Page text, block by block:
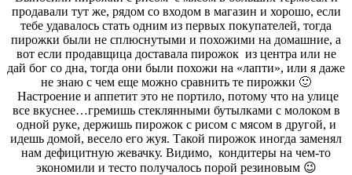
продавали тут же, рядом со входом в магазин и хорошо, если
тебе удавалось стать одним из первых покупателей, тогда
пирожки были не сплюснутыми и похожими на домашние, а
вот если продавщица доставала пирожок из центра или не
дай бог со дна, тогда они были похожи на «лапти», или я даже
не знаю с чем еще можно сравнить те пирожки 🙂
Настроение и аппетит это не портило, потому что на улице
все вкуснее…гремишь стеклянными бутылками с молоком в
одной руке, держишь пирожок с рисом с мясом в другой, и
идешь домой, весело его жуя. Такой пирожок иногда заменял
нам дефицитную жевачку. Видимо, кондитеры на чем-то
экономили и тесто получалось порой резиновым 😉